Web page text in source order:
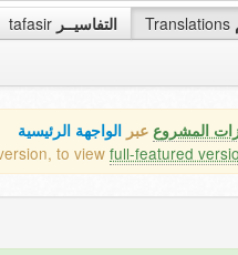
tafasir التفاسيــر Translations
المشروع عبر الواجهة الرئيسية
to view full-featured